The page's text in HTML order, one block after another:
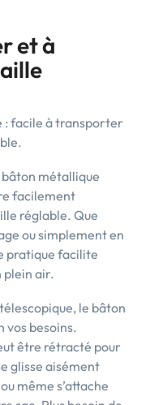
et à
: facile à transporter
bâton métallique
facilement
réglable. Que
ou simplement en
pratique facilite
plein air.
le bâton
vos besoins.
être rétracté pour
glisse aisément
même s’attache